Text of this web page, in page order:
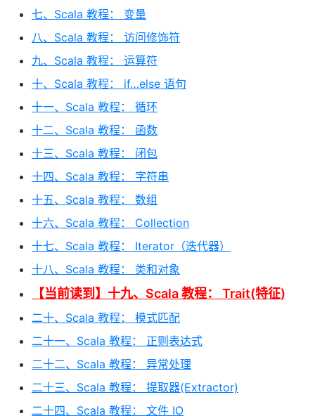
七、Scala 教程： 变量
八、Scala 教程： 访问修饰符
九、Scala 教程： 运算符
十、Scala 教程： if…else 语句
十一、Scala 教程： 循环
十二、Scala 教程： 函数
十三、Scala 教程： 闭包
十四、Scala 教程： 字符串
十五、Scala 教程： 数组
十六、Scala 教程： Collection
十七、Scala 教程： Iterator（迭代器）
十八、Scala 教程： 类和对象
【当前读到】十九、Scala 教程： Trait(特征)
二十、Scala 教程： 模式匹配
二十一、Scala 教程： 正则表达式
二十二、Scala 教程： 异常处理
二十三、Scala 教程： 提取器(Extractor)
二十四、Scala 教程： 文件 IO